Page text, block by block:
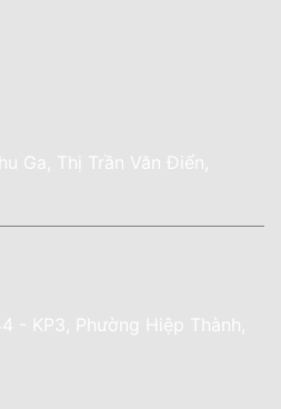
Ga, Thị Trần Văn Điển,
- KP3, Phường Hiệp Thành,